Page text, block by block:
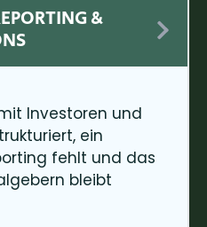
&
Investoren und
ein
fehlt und das
bleibt